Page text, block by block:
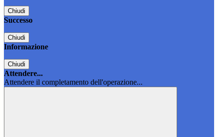
Chiudi
Successo
Chiudi
Informazione
Chiudi
Attendere...
Attendere il completamento dell'operazione...